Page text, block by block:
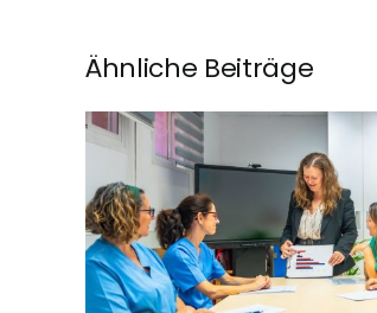
Ähnliche Beiträge